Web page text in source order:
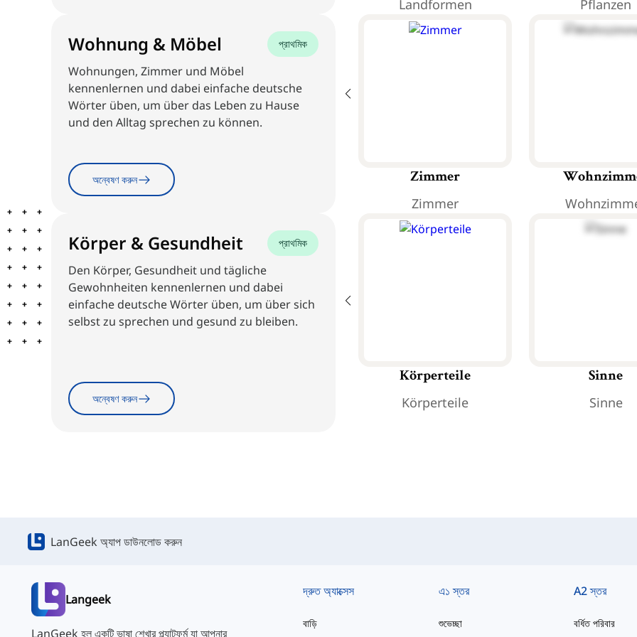
Landformen Pflanzen
Wohnung & Möbel প্রাথমিক
Wohnungen, Zimmer und Möbel
kennenlernen und dabei einfache deutsche
Wörter üben, um über das Leben zu Hause
und den Alltag sprechen zu können.
অন্বেষণ করুন Zimmer
Zimmer
Körper & Gesundheit প্রাথমিক
Den Körper, Gesundheit und tägliche
Gewohnheiten kennenlernen und dabei
einfache deutsche Wörter üben, um über sich
selbst zu sprechen und gesund zu bleiben.
অন্বেষণ করুন
Körperteile
Körperteile
Sinne
Sinne
LanGeek অ্যাপ ডাউনলোড করুন
Langeek
LanGeek হল একটি ভাষা শেখার প্ল্যাটফর্ম যা আপনার
দ্রুত অ্যাক্সেস
বাড়ি
এ১ স্তর
শুভেচ্ছা
A2 স্তর
বর্ধিত পরিবার